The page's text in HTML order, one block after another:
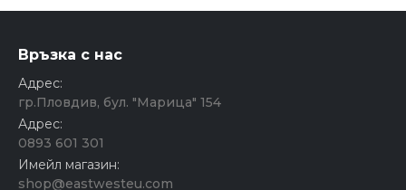
Връзка с нас
Адрес:
гр.Пловдив, бул. "Марица" 154
Адрес:
0893 601 301
Имейл магазин:
shop@eastwesteu.com